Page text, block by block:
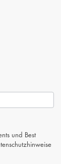
und Best